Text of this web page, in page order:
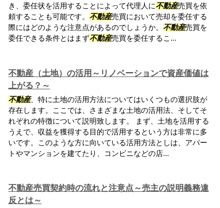
き、委任状を活用することによって代理人に不動産売買を依
頼することも可能です。 不動産売買において売却を委任する
際にはどのような注意点があるのでしょうか。 不動産売買を
委任できる条件とはまず不動産売買を委任するこ...
不動産（土地）の活用～リノベーションで資産価値は
上がる？～
不動産、特に土地の活用方法についてはいくつもの選択肢が
存在します。ここでは、さまざまな土地の活用法、そしてそ
れぞれの特徴について説明致します。 まず、土地を活用する
うえで、収益を獲得する目的で活用するという方は非常に多
いです。このような方に向いている活用方法としは、アパー
トやマンションを建てたり、コンビニなどの店...
不動産売買契約時の流れと注意点～売主の説明義務違
反とは～